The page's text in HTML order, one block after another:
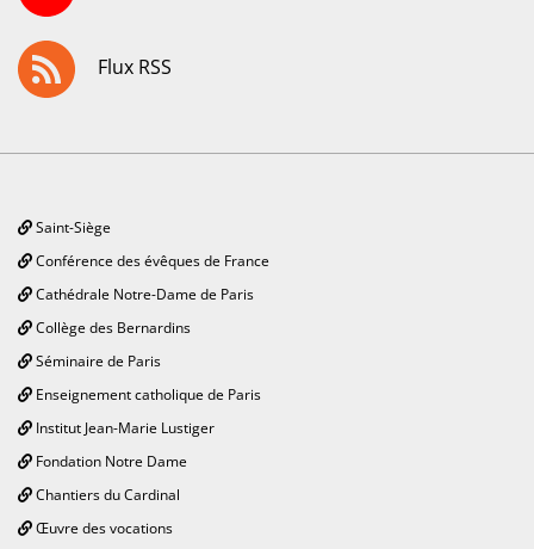
Flux RSS
Saint-Siège
Conférence des évêques de France
Cathédrale Notre-Dame de Paris
Collège des Bernardins
Séminaire de Paris
Enseignement catholique de Paris
Institut Jean-Marie Lustiger
Fondation Notre Dame
Chantiers du Cardinal
Œuvre des vocations